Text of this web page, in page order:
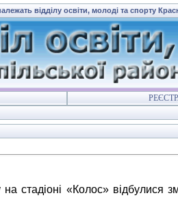
відділу освіти, молоді та спорту
стадіоні «Колос» відбулися